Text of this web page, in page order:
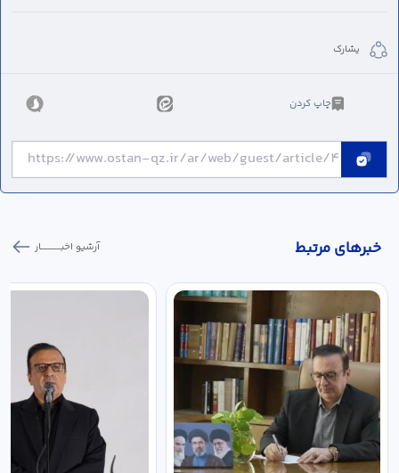
يشارك
چاپ کردن
خبر‌های مرتبط آرشیو اخبـــــــــــار